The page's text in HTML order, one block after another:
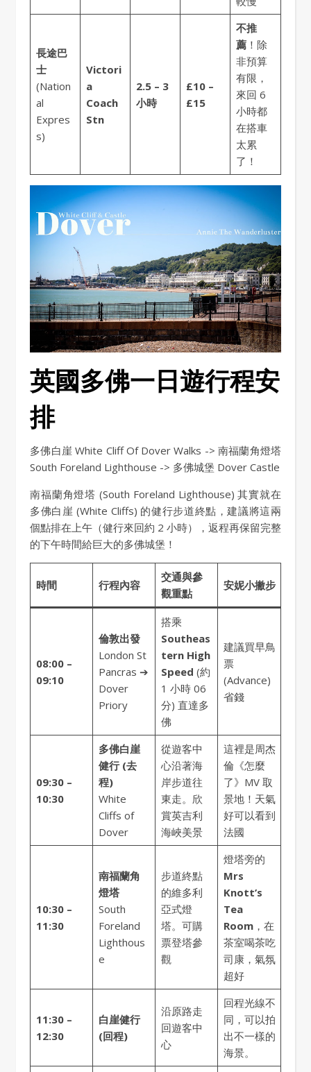
長途巴
士
(Nation
al
Expres
s)
Victori
a
Coach
Stn
2.5 – 3
小時
£10 –
£15
不推
薦！除
非預算
有限，
來回 6
小時都
在搭車
太累
了！
英國多佛一日遊行程安
排
多佛白崖 White Cliff Of Dover Walks -> 南福蘭角燈塔
South Foreland Lighthouse -> 多佛城堡 Dover Castle
南福蘭角燈塔 (South Foreland Lighthouse) 其實就在
多佛白崖 (White Cliffs) 的健行步道終點，建議將這兩
個點排在上午（健行來回約 2 小時），返程再保留完整
的下午時間給巨大的多佛城堡！
時間 行程內容
交通與參
觀重點
安妮小撇步
08:00 –
09:10
倫敦出發
London St
Pancras ➔
Dover
Priory
搭乘
Southeas
tern High
Speed (約
1 小時 06
分) 直達多
佛
建議買早鳥
票
(Advance)
省錢
09:30 –
10:30
多佛白崖
健行 (去
程)
White
Cliffs of
Dover
從遊客中
心沿著海
岸步道往
東走。欣
賞英吉利
海峽美景
這裡是周杰
倫《怎麼
了》MV 取
景地！天氣
好可以看到
法國
10:30 –
11:30
南福蘭角
燈塔
South
Foreland
Lighthous
e
步道終點
的維多利
亞式燈
塔。可購
票登塔參
觀
燈塔旁的
Mrs
Knott’s
Tea
Room，在
茶室喝茶吃
司康，氣氛
超好
11:30 –
12:30
白崖健行
(回程)
沿原路走
回遊客中
心
回程光線不
同，可以拍
出不一樣的
海景。